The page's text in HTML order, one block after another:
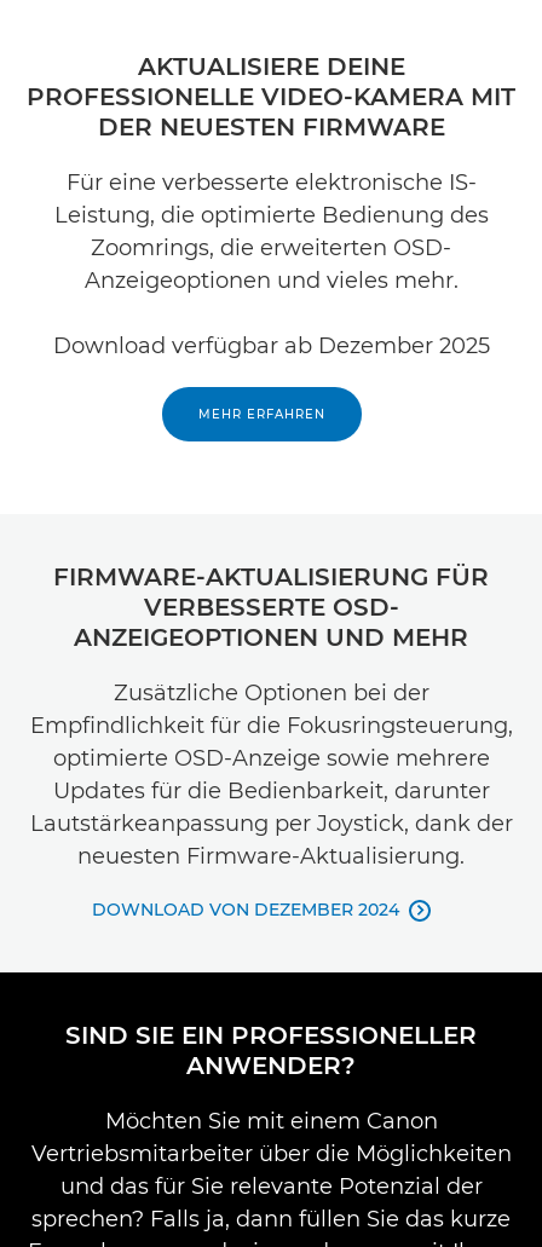
AKTUALISIERE DEINE
PROFESSIONELLE VIDEO-KAMERA MIT
DER NEUESTEN FIRMWARE
Für eine verbesserte elektronische IS-
Leistung, die optimierte Bedienung des
Zoomrings, die erweiterten OSD-
Anzeigeoptionen und vieles mehr.
Download verfügbar ab Dezember 2025
MEHR ERFAHREN
FIRMWARE-AKTUALISIERUNG FÜR
VERBESSERTE OSD-
ANZEIGEOPTIONEN UND MEHR
Zusätzliche Optionen bei der
Empfindlichkeit für die Fokusringsteuerung,
optimierte OSD-Anzeige sowie mehrere
Updates für die Bedienbarkeit, darunter
Lautstärkeanpassung per Joystick, dank der
neuesten Firmware-Aktualisierung.
DOWNLOAD VON DEZEMBER 2024 
SIND SIE EIN PROFESSIONELLER
ANWENDER?
Möchten Sie mit einem Canon
Vertriebsmitarbeiter über die Möglichkeiten
und das für Sie relevante Potenzial der
sprechen? Falls ja, dann füllen Sie das kurze